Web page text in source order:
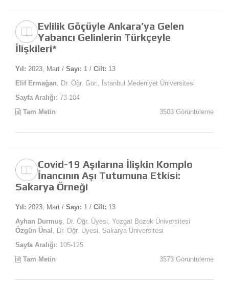
Evlilik Göçüyle Ankara’ya Gelen
Yabancı Gelinlerin Türkçeyle
İlişkileri*
Yıl: 2023, Mart / Sayı: 1 / Cilt: 13
Elif Ermağan , Dr. Öğr. Gör., İstanbul Medeniyet Üniversitesi
Sayfa Aralığı: 73-104
Tam Metin
3503 Görüntüleme
Covid-19 Aşılarına İlişkin Komplo
İnancının Aşı Tutumuna Etkisi:
Sakarya Örneği
Yıl: 2023, Mart / Sayı: 1 / Cilt: 13
Ayhan Durmuş , Dr. Öğr. Üyesi, Yozgat Bozok Üniversitesi
Özgün Ünal , Dr. Öğr. Üyesi, Sakarya Üniversitesi
Sayfa Aralığı: 105-125
Tam Metin
3573 Görüntüleme